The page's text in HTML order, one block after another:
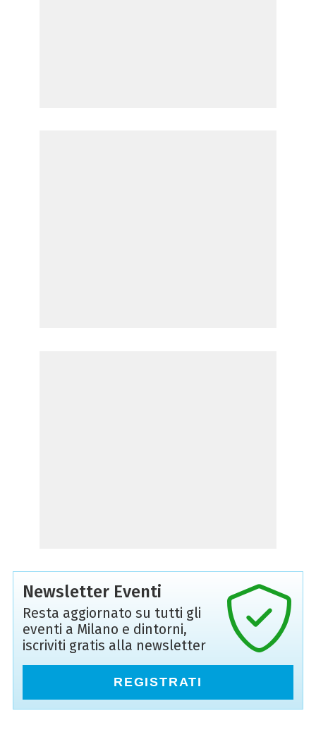
Newsletter Eventi
Resta aggiornato su tutti gli
eventi a Milano e dintorni,
iscriviti gratis alla newsletter
REGISTRATI